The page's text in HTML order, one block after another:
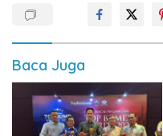
Baca Juga